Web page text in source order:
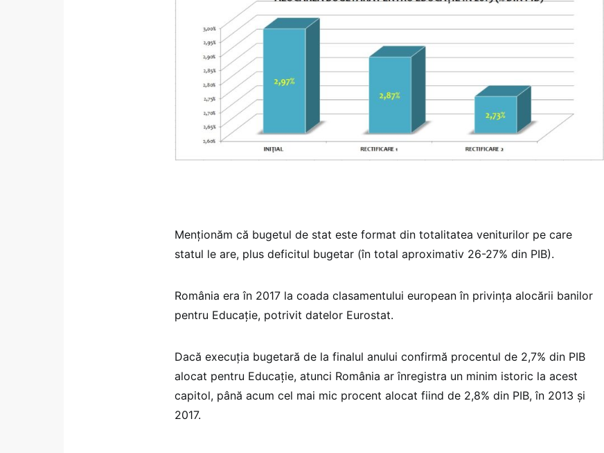
Menţionăm că bugetul de stat este format din totalitatea veniturilor pe care
statul le are, plus deficitul bugetar (în total aproximativ 26-27% din PIB).
România era în 2017 la coada clasamentului european în privinţa alocării banilor
pentru Educaţie, potrivit datelor Eurostat.
Dacă execuţia bugetară de la finalul anului confirmă procentul de 2,7% din PIB
alocat pentru Educaţie, atunci România ar înregistra un minim istoric la acest
capitol, până acum cel mai mic procent alocat fiind de 2,8% din PIB, în 2013 şi
2017.